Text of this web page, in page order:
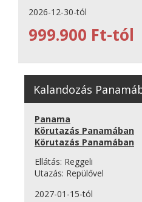
2026-12-30-tól
999.900 Ft-tól
Kalandozás
Panama
Körutazás Panamában
Körutazás Panamában
Ellátás: Reggeli
Utazás: Repülővel
2027-01-15-tól